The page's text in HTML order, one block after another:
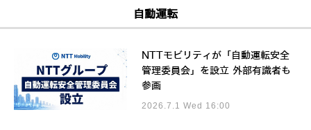
自動運転
NTTモビリティが「自動運転安全
管理委員会」を設立 外部有識者も
参画
2026.7.1 Wed 16:00